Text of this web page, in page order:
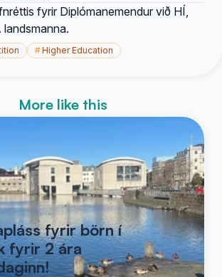
fyrir Diplómanemendur við HÍ,
#Higher Education
More like this
fyrir börn í
fyrir 2 ára